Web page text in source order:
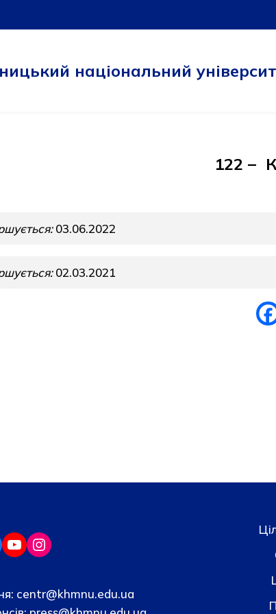
національний
122 –
03.06.2022
02.03.2021
centr@khmnu.edu.ua